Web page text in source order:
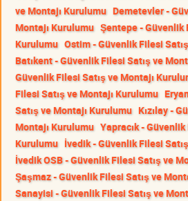
ve Montajı Kurulumu Demetevler -
Montajı Kurulumu Şentepe - Güvenlik
Kurulumu Ostim - Güvenlik Filesi
Batıkent - Güvenlik Filesi Satış ve
Güvenlik Filesi Satış ve Montajı
Filesi Satış ve Montajı Kurulumu
Satış ve Montajı Kurulumu Kızılay -
Montajı Kurulumu Yapracık -
Kurulumu İvedik - Güvenlik Filesi
İvedik OSB - Güvenlik Filesi Satış ve
Şaşmaz - Güvenlik Filesi Satış ve
Sanayisi - Güvenlik Filesi Satış ve